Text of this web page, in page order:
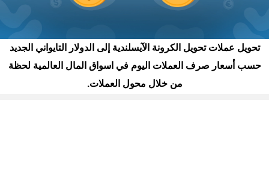
تحويل عملات تحويل الكرونة الآيسلندية إلى الدولار التايواني الجديد
حسب أسعار صرف العملات اليوم في اسواق المال العالمية لحظة
من خلال محول العملات.